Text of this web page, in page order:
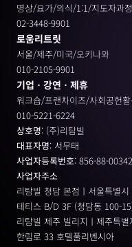
명상/요가/의식/1:1/지도자과
02-3448-9901
로움리트릿
서울/제주/미국/오키나와
010-2105-9901
기업ㆍ강연ㆍ제휴
워크숍/프랜차이즈/사회공헌활
010-5221-6224
상호명: (주)리탐빌
대표자명: 서무태
사업자등록번호: 856-88-00342
사업자주소
리탐빌 청담 본점ㅣ서울특별
테티스 B/D 3F (청담동 100-
리탐빌 제주 빌리지ㅣ제주특
한림로 33 호텔풀리벤시아